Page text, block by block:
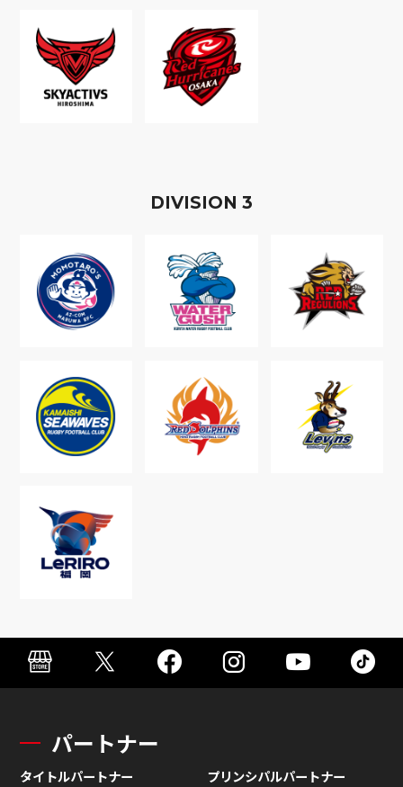
DIVISION 3
パートナー
タイトルパートナー プリンシパルパートナー